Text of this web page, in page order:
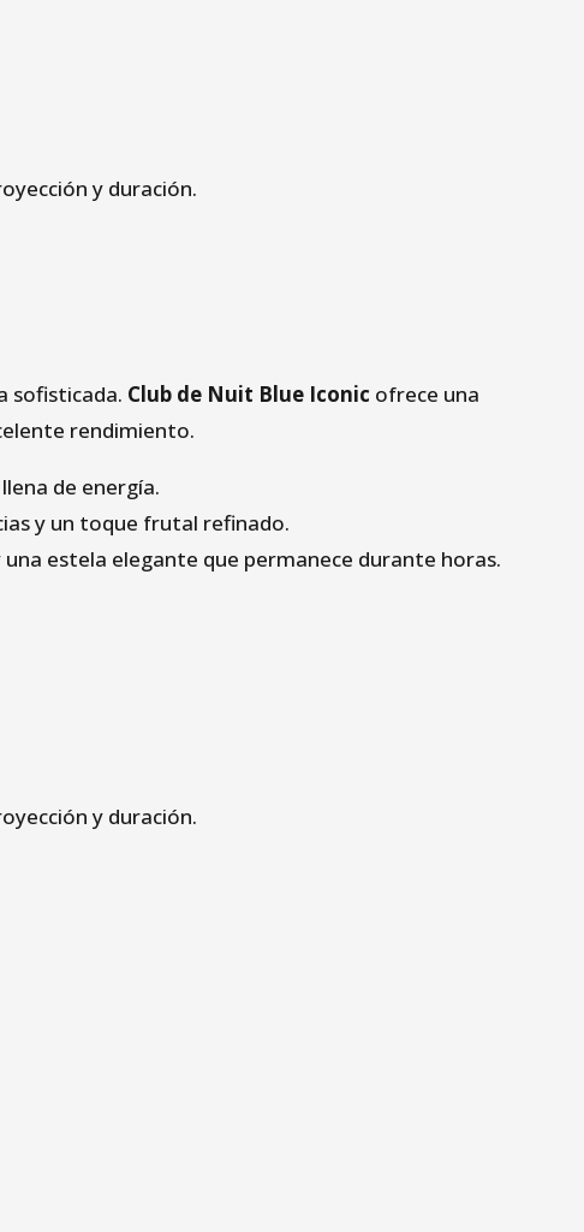
y duración.
sofisticada. Club de Nuit Blue Iconic ofrece una
rendimiento.
de energía.
y un toque frutal refinado.
estela elegante que permanece durante horas.
y duración.